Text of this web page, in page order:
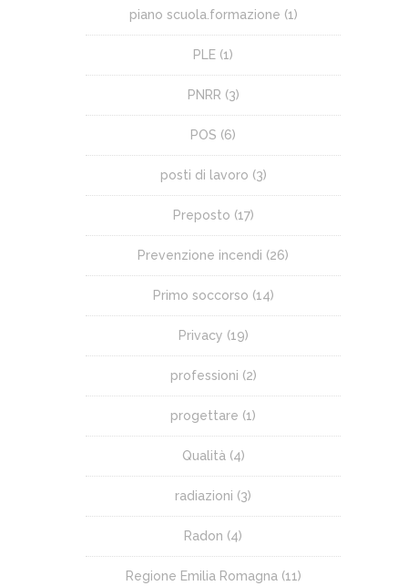
piano scuola.formazione (1)
PLE (1)
PNRR (3)
POS (6)
posti di lavoro (3)
Preposto (17)
Prevenzione incendi (26)
Primo soccorso (14)
Privacy (19)
professioni (2)
progettare (1)
Qualità(4)
radiazioni (3)
Radon (4)
Regione Emilia Romagna(11)